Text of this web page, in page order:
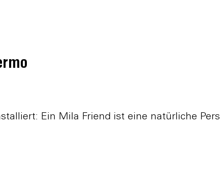
Ein Mila Friend ist eine natürliche